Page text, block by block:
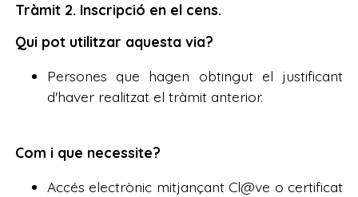
Tràmit 2. Inscripció en el cens.
Qui pot utilitzar aquesta via?
Persones que hagen obtingut el justificant
d'haver realitzat el tràmit anterior.
Com i que necessite?
Accés electrònic mitjançant Cl@ve o certificat